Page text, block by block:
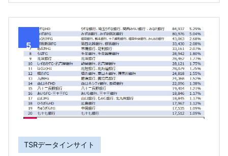
5
TSRデータインサイト